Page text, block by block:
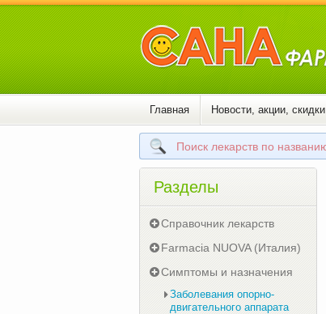
Главная Новости, акции, скидки
Разделы
Справочник лекарств
Farmacia NUOVA (Италия)
Симптомы и назначения
Заболевания опорно-
двигательного аппарата